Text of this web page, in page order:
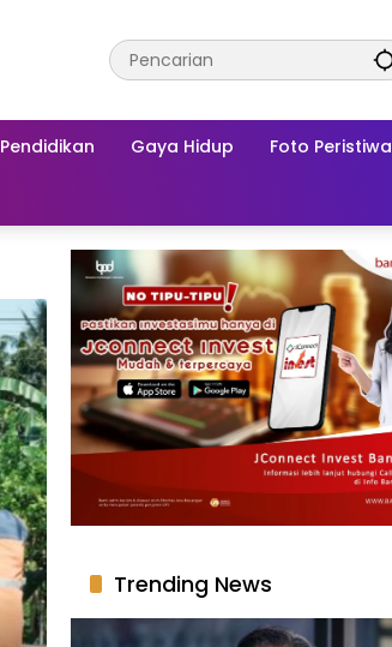
Pendidikan Gaya Hidup Foto Peristiwa
Trending News